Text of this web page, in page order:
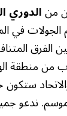
منالدوري
في
الفرق
من منطقة
ندعو